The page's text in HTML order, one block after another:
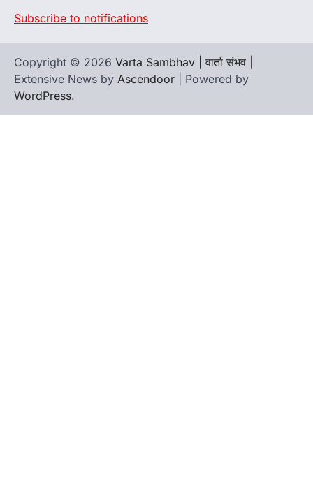
Subscribe to notifications
Copyright © 2026 Varta Sambhav | वार्ता संभव
Extensive News by Ascendoor | Powered by
WordPress.